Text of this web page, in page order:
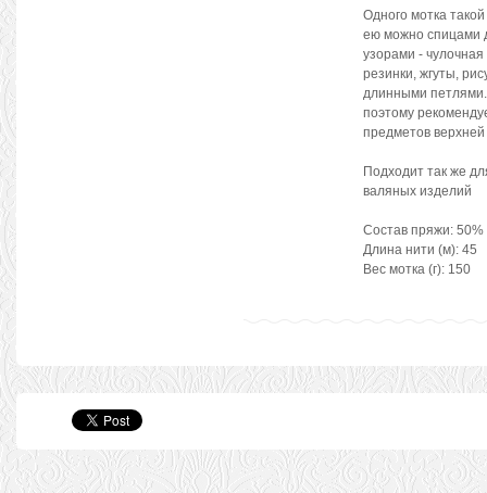
Одного мотка
ею можно спицами
узорами -
резинки, жгуты,
длинными петлями.
поэтому
предметов
Подходит так же
валяных изделий
Состав пряжи:
Длина нити (м): 45
Вес мотка (г): 150